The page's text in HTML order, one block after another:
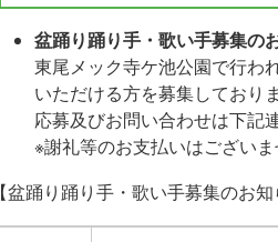
盆踊り踊り手・歌い手募集の
東尾メック寺ケ池公園で行わ
いただける方を募集しておりま
応募及びお問い合わせは下記
※謝礼等のお支払いはございま
【盆踊り踊り手・歌い手募集のお知